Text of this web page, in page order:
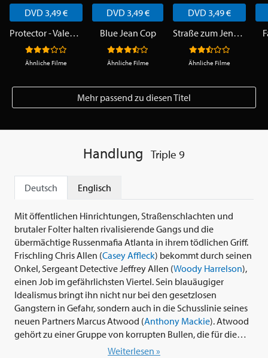
DVD 3,49 €
Protector - Valentines letzter Einsatz
Ähnliche Filme
DVD 3,49 €
Blue Jean Cop
Ähnliche Filme
DVD 3,49 €
Straße zum Jenseits
Ähnliche Filme
Mehr passend zu diesen Titel
Handlung Triple 9
Deutsch Englisch
Mit öffentlichen Hinrichtungen, Straßenschlachten und
brutaler Folter halten rivalisierende Gangs und die
übermächtige Russenmafia Atlanta in ihrem tödlichen Griff.
Frischling Chris Allen (Casey Affleck) bekommt durch seinen
Onkel, Sergeant Detective Jeffrey Allen (Woody Harrelson),
einen Job im gefährlichsten Viertel. Sein blauäugiger
Idealismus bringt ihn nicht nur bei den gesetzlosen
Gangstern in Gefahr, sondern auch in die Schusslinie seines
neuen Partners Marcus Atwood (Anthony Mackie). Atwood
gehört zu einer Gruppe von korrupten Bullen, die für die
mächtige Russenmafia-Chefin Irina Vlaslov (
Weiterlesen »